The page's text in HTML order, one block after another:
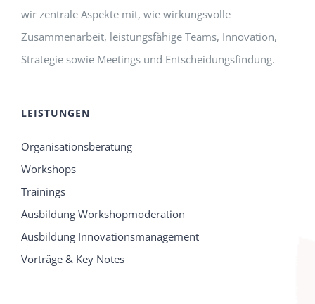
wir zentrale Aspekte mit, wie wirkungsvolle
Zusammenarbeit, leistungsfähige Teams, Innovation,
Strategie sowie Meetings und Entscheidungsfindung.
LEISTUNGEN
Organisationsberatung
Workshops
Trainings
Ausbildung Workshopmoderation
Ausbildung Innovationsmanagement
Vorträge & Key Notes